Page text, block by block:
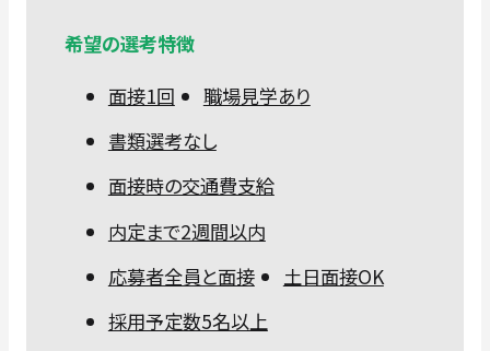
希望の選考特徴
面接1回
職場見学あり
書類選考なし
面接時の交通費支給
内定まで2週間以内
応募者全員と面接
土日面接OK
採用予定数5名以上